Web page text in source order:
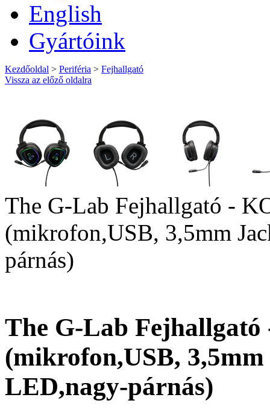
English
Gyártóink
Kezdőoldal > Periféria > Fejhallgató
Vissza az előző oldalra
The G-Lab Fejhallgató -
(mikrofon,USB, 3,5mm
párnás)
The G-Lab
(mikrofon,USB,
LED,nagy-párnás)